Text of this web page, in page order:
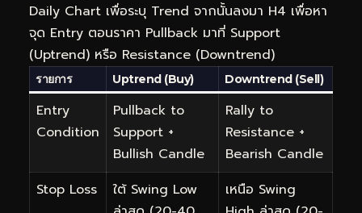
Daily Chart เพื่อระบุ Trend จากนั้นลงมา H4 เพื่อหา
จุด Entry ตอนราคา Pullback มาที่ Support
(Uptrend) หรือ Resistance (Downtrend)
รายการ Uptrend (Buy) Downtrend (Sell)
Entry
Condition
Pullback to
Support +
Bullish Candle
Rally to
Resistance +
Bearish Candle
Stop Loss
ใต้ Swing Low
เหนือ Swing